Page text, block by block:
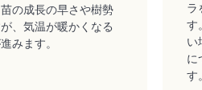
の成長の早さや樹勢
、気温が暖かくなる
みます。
ラ
す
い
に
す